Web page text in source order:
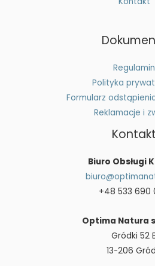
Regulamin
Polityka
Formularz
Reklamacje i
Kontakt
Biuro Obsługi
+48 533 690
Optima Natura
Gródki 52
13-206